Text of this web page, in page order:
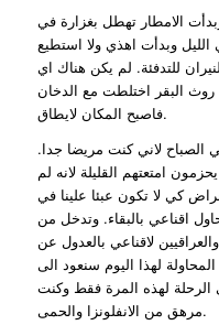
الامطار تهطل بغزارة في
وبدأت اهذي ولا استطيع
للتدفئة. لم يكن هناك اي
البقر اختلطت مع الدخان
فاصبح المكان لايطاق.
الصباح لاني كنت مريضا جدا.
امتعتهم القليلة لانه لم
كي لا تكون عبئا علينا في
اقناعي بالبقاء. وتدخل من
لاقناعي بالعدول عن
لهذا اليوم سنعود الى
لهذه المرة فقط وكنت
مرهق من الانفلونزا والحمى.